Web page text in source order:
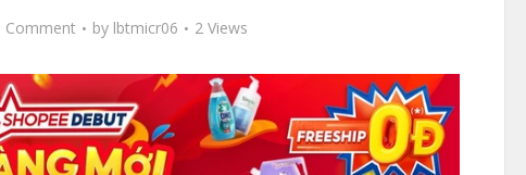
Comment by lbtmicr06 2 Views